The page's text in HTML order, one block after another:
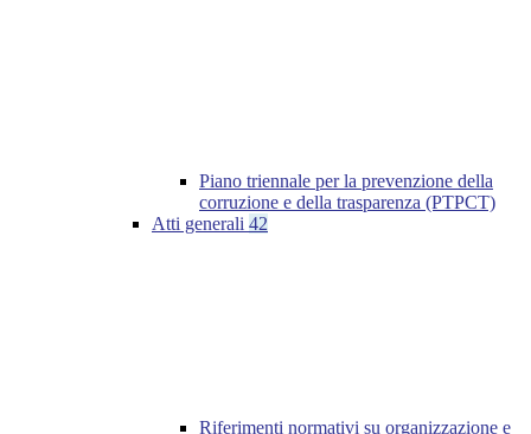
Piano triennale per la prevenzione della
corruzione e della trasparenza (PTPCT)
Atti generali 42
Riferimenti normativi su organizzazione e